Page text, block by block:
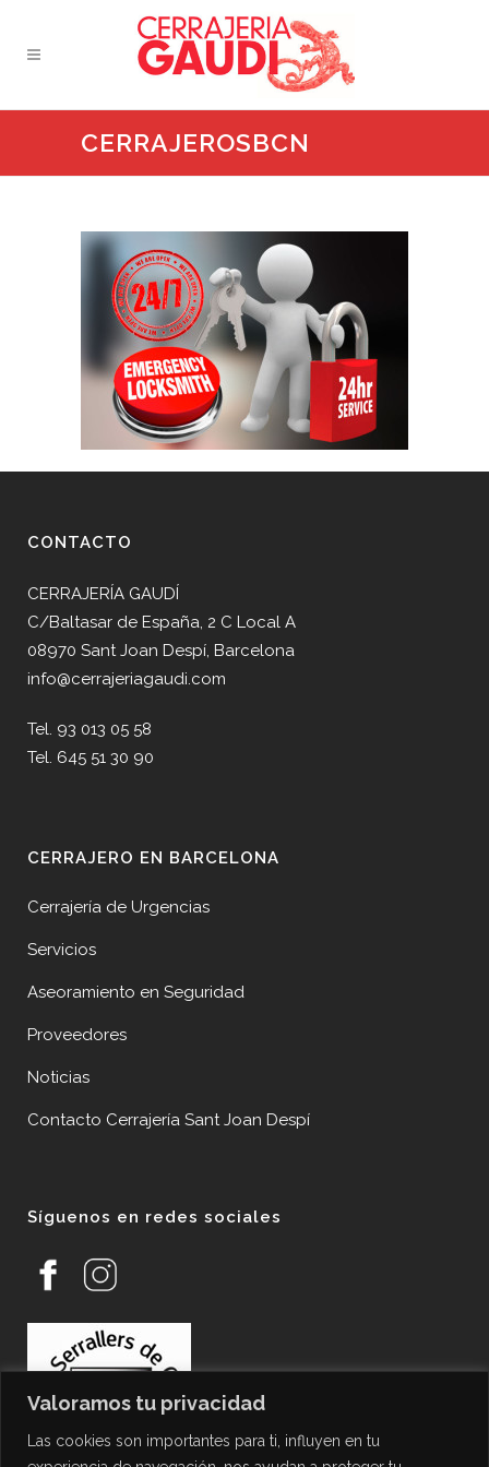
Valoramos tu privacidad
Las cookies son importantes para ti, influyen en tu
CERRAJEROSBCN
CONTACTO
CERRAJERÍA GAUDÍ
C/Baltasar de España, 2 C Local A
08970 Sant Joan Despí, Barcelona
info@cerrajeriagaudi.com
Tel. 93 013 05 58
Tel. 645 51 30 90
CERRAJERO EN BARCELONA
Cerrajería de Urgencias
Servicios
Aseoramiento en Seguridad
Proveedores
Noticias
Contacto Cerrajería Sant Joan Despí
Síguenos en redes sociales